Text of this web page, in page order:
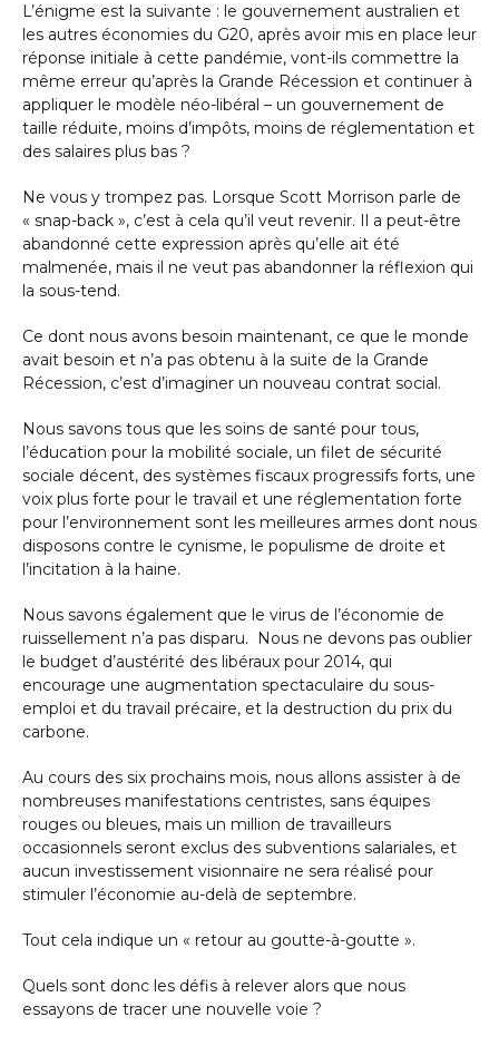
L’énigme est la suivante : le gouvernement australien et
les autres économies du G20, après avoir mis en place leur
réponse initiale à cette pandémie, vont-ils commettre la
même erreur qu’après la Grande Récession et continuer à
appliquer le modèle néo-libéral – un gouvernement de
taille réduite, moins d’impôts, moins de réglementation et
des salaires plus bas ?
Ne vous y trompez pas. Lorsque Scott Morrison parle de
« snap-back », c’est à cela qu’il veut revenir. Il a peut-être
abandonné cette expression après qu’elle ait été
malmenée, mais il ne veut pas abandonner la réflexion qui
la sous-tend.
Ce dont nous avons besoin maintenant, ce que le monde
avait besoin et n’a pas obtenu à la suite de la Grande
Récession, c’est d’imaginer un nouveau contrat social.
Nous savons tous que les soins de santé pour tous,
l’éducation pour la mobilité sociale, un filet de sécurité
sociale décent, des systèmes fiscaux progressifs forts, une
voix plus forte pour le travail et une réglementation forte
pour l’environnement sont les meilleures armes dont nous
disposons contre le cynisme, le populisme de droite et
l’incitation à la haine.
Nous savons également que le virus de l’économie de
ruissellement n’a pas disparu. Nous ne devons pas oublier
le budget d’austérité des libéraux pour 2014, qui
encourage une augmentation spectaculaire du sous-
emploi et du travail précaire, et la destruction du prix du
carbone.
Au cours des six prochains mois, nous allons assister à de
nombreuses manifestations centristes, sans équipes
rouges ou bleues, mais un million de travailleurs
occasionnels seront exclus des subventions salariales, et
aucun investissement visionnaire ne sera réalisé pour
stimuler l’économie au-delà de septembre.
Tout cela indique un « retour au goutte-à-goutte ».
Quels sont donc les défis à relever alors que nous
essayons de tracer une nouvelle voie ?